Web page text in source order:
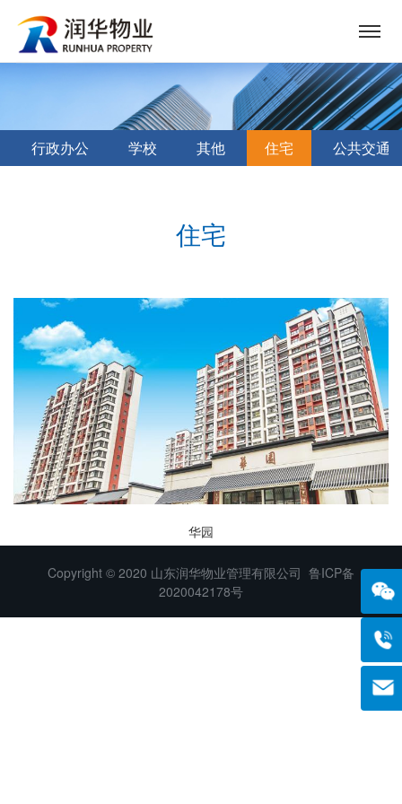
行政办公 学校 其他 住宅 公共交通
住宅
华园
Copyright © 2020 山东润华物业管理有限公司 鲁ICP备
2020042178号